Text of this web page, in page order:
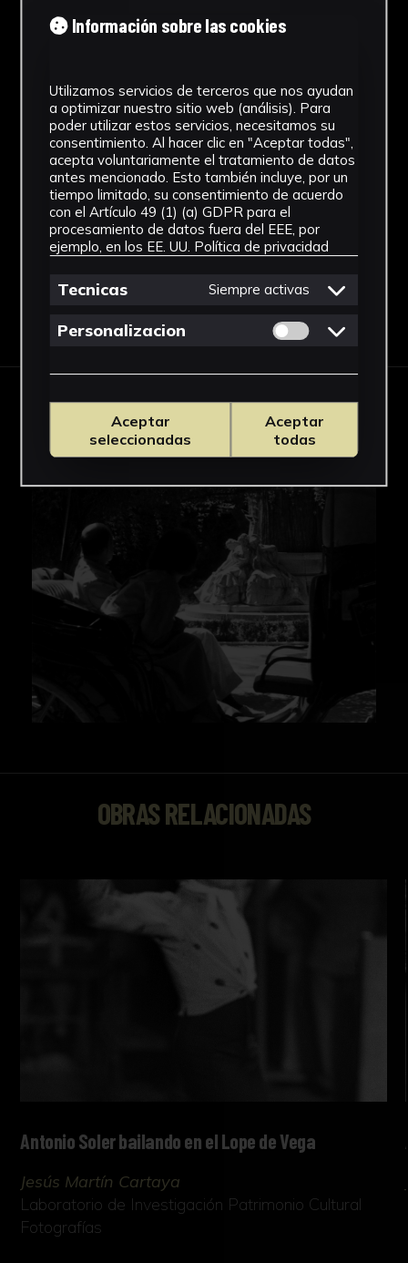
Estilo
Figuración contemporánea
Técnica
Fotografía Analógica
Ver más
IMÁGENES
OBRAS RELACIONADAS
Antonio Soler bailando en el Lope de Vega
Jesús Martín Cartaya
Laboratorio de Investigación Patrimonio Cultural
Fotografías
Información sobre las cookies
Utilizamos servicios de terceros que nos ayudan
a optimizar nuestro sitio web (análisis). Para
poder utilizar estos servicios, necesitamos su
consentimiento. Al hacer clic en "Aceptar todas",
acepta voluntariamente el tratamiento de datos
antes mencionado. Esto también incluye, por un
tiempo limitado, su consentimiento de acuerdo
con el Artículo 49 (1) (a) GDPR para el
procesamiento de datos fuera del EEE, por
ejemplo, en los EE. UU. Política de privacidad
Tecnicas Siempre activas
Personalizacion Permitir cookies
Aceptar
seleccionadas
Aceptar
todas